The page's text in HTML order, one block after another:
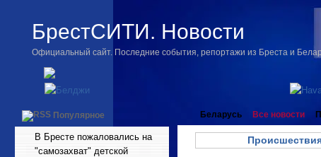
БрестСИТИ. Новости
Официальный сайт. Последние события, репортажи из Бреста и
Популярное
В Бресте пожаловались на
"самозахват" детской
Беларусь Все новости